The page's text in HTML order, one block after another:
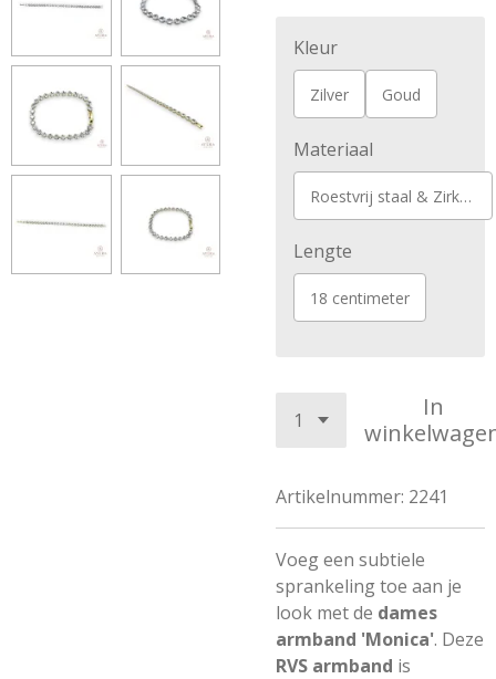
Kleur
Zilver Goud
Materiaal
Roestvrij staal & Zirkonia
Lengte
18 centimeter
In
Artikelnummer: 2241
Voeg een subtiele
sprankeling toe aan je
look met de dames
armband 'Monica'. Deze
RVS armband is